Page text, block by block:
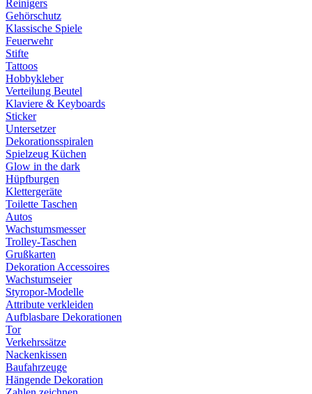
Reinigers
Gehörschutz
Klassische Spiele
Feuerwehr
Stifte
Tattoos
Hobbykleber
Verteilung Beutel
Klaviere & Keyboards
Sticker
Untersetzer
Dekorationsspiralen
Spielzeug Küchen
Glow in the dark
Hüpfburgen
Klettergeräte
Toilette Taschen
Autos
Wachstumsmesser
Trolley-Taschen
Grußkarten
Dekoration Accessoires
Wachstumseier
Styropor-Modelle
Attribute verkleiden
Aufblasbare Dekorationen
Tor
Verkehrssätze
Nackenkissen
Baufahrzeuge
Hängende Dekoration